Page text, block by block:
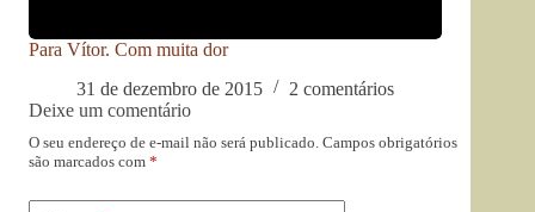
Para Vítor. Com muita dor
31 de dezembro de 2015
2 comentários
Deixe um comentário
O seu endereço de e-mail não será publicado. Campos obrigatórios
são marcados com *